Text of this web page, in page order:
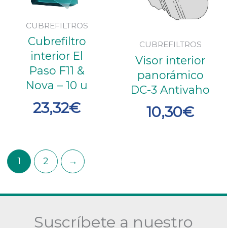
CUBREFILTROS
Cubrefiltro
interior El
Paso F11 &
Nova – 10 u
23,32€
CUBREFILTROS
Visor interior
panorámico
DC-3 Antivaho
10,30€
1 2 →
Suscríbete a nuestro